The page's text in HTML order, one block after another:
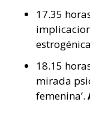
17.35
18.15
mirada
femenina’.